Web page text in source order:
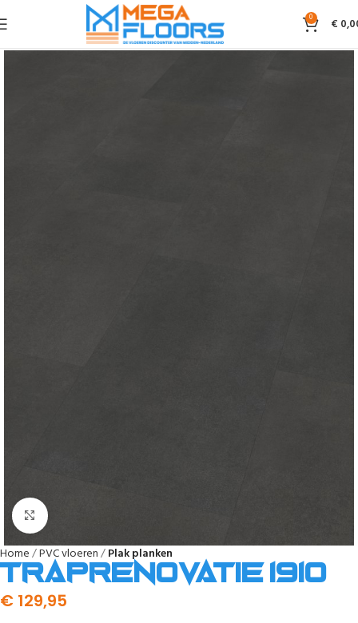
0 €
Home PVC vloeren Plak planken
Traprenovatie 1910
€ 129,95
Afbeelding vergroten